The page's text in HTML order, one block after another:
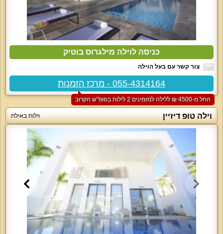
כניסה לוילה מילגרוס בוטיק
צור קשר עם בעל הוילה
055-4314164 - מרכז הזמנות
החל מ-‏4500 ₪ ללילה למזמינים 2 לילות בסופ"ש הקרוב
וילה טופ דיזיין וילות באילת